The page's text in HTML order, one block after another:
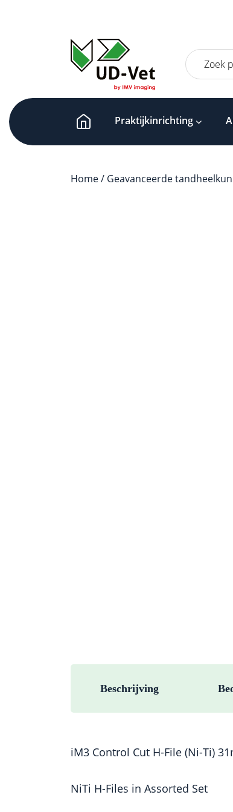
Zoeken
naar:
Praktijkinrichting
Home/ Geavanceerde
Beschrijving
iM3 Control Cut H-File (Ni-Ti)
NiTi H-Files in Assorted Set